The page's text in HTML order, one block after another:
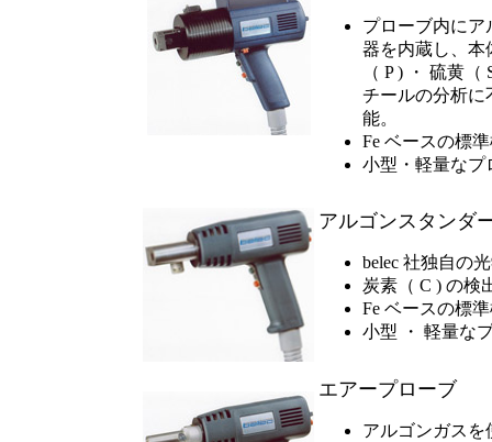
プローブ内にア
器を内蔵し、本
（ P ) ・ 硫黄
チールの分析に
能。
Fe ベースの標
小型・軽量なプ
アルゴンスタン
belec 社独自の
炭素（ C ) の検
Fe ベースの標
小型 ・ 軽量な
エアープローブ
アルゴンガスを